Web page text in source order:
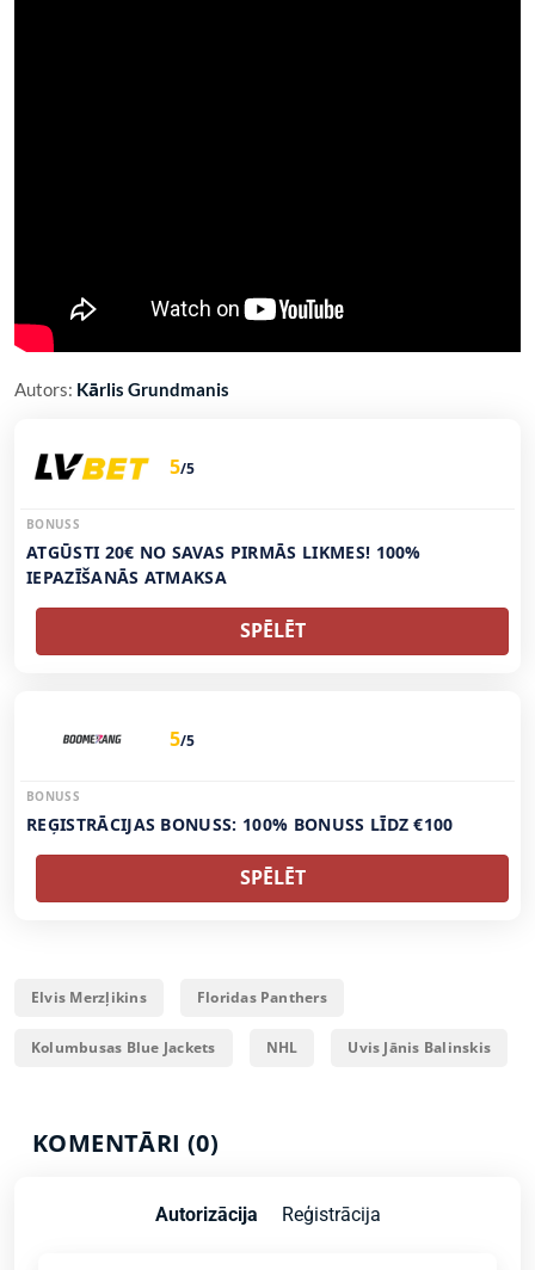
Autors: Kārlis Grundmanis
5/5
BONUSS
ATGŪSTI 20€ NO SAVAS PIRMĀS LIKMES! 100%
IEPAZĪŠANĀS ATMAKSA
SPĒLĒT
5/5
BONUSS
REĢISTRĀCIJAS BONUSS: 100% BONUSS LĪDZ €100
SPĒLĒT
Elvis Merzļikins Floridas Panthers
Kolumbusas Blue Jackets NHL Uvis Jānis Balinskis
KOMENTĀRI (0)
Autorizācija Reģistrācija